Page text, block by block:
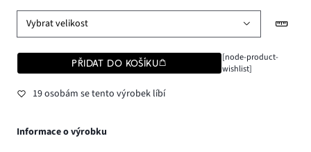
Vybrat velikost
PŘIDAT DO KOŠÍKU
[node-product-
wishlist]
19 osobám se tento výrobek líbí
Informace o výrobku